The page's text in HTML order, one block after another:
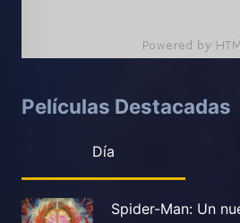
Películas Destacadas
Día
Spider-Man: Un